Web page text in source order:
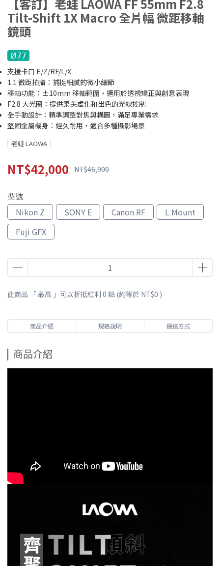
【客訂】老蛙 LAOWA FF 55mm F2.8
Tilt-Shift 1X Macro 全片幅 微距移軸
鏡頭
Ø77
支援卡口 E/Z/RF/L/X
1:1 微距拍攝：捕捉細膩的微小細節
移軸功能：±10mm 移軸範圍，適用於透視矯正與創意表現
F2.8 大光圈：提供柔美虛化和出色的光線控制
全手動設計：精準調整對焦與構圖，滿足專業需求
堅固金屬機身：經久耐用，適合多種攝影場景
老蛙 LAOWA
NT$42,000 NT$46,900
型號
Nikon Z
SONY E Canon RF
L Mount
Fuji GFX
此商品 「 最高 」可以折抵紅利 0 點 (約等於 NT$0 )
商品介紹 規格說明 運送方式
商品介紹